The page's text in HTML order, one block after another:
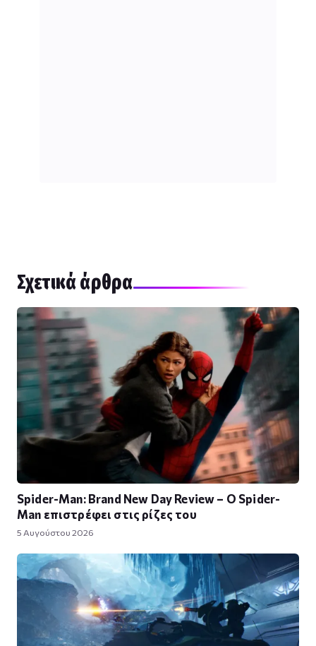
Σχετικά άρθρα
Spider-Man: Brand New Day Review – Ο Spider-
Man επιστρέφει στις ρίζες του
5 Αυγούστου 2026